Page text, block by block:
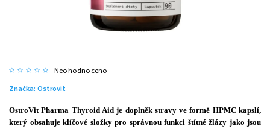
Neohodnoceno
Značka: Ostrovit
OstroVit Pharma Thyroid Aid je doplněk stravy ve formě HPMC kapslí,
který obsahuje klíčové složky pro správnou funkci štítné žlázy jako jsou